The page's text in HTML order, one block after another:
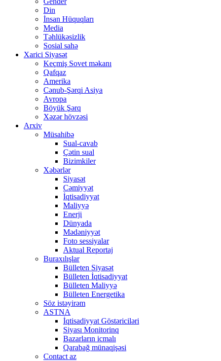
Din
İnsan Hüquqları
Media
Təhlükəsizlik
Sosial sahə
Xarici Siyasət
Keçmiş Sovet məkanı
Qafqaz
Amerika
Cənub-Şərqi Asiya
Avropa
Böyük Şərq
Xəzər hövzəsi
Arxiv
Müsahibə
Sual-cavab
Çətin sual
Bizimkiler
Xəbərlər
Siyasət
Cəmiyyət
İqtisadiyyat
Maliyyə
Enerji
Dünyada
Mədəniyyət
Foto sessiyalar
Aktual Reportaj
Buraxılışlar
Bülleten Siyasət
Bülleten İqtisadiyyat
Bülleten Maliyyə
Bülleten Energetika
Söz istəyirəm
ASTNA
İqtisadiyyat Göstəriciləri
Siyası Monitorinq
Bazarların icmalı
Qarabağ münaqişəsi
Contact az